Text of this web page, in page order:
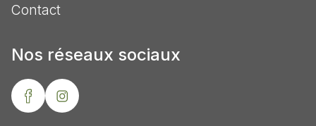
Contact
Nos réseaux sociaux